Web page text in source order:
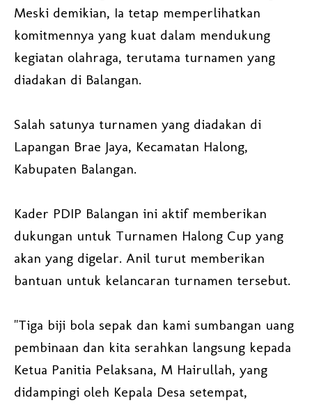
Meski demikian, Ia tetap memperlihatkan
komitmennya yang kuat dalam mendukung
kegiatan olahraga, terutama turnamen yang
diadakan di Balangan.
Salah satunya turnamen yang diadakan di
Lapangan Brae Jaya, Kecamatan Halong,
Kabupaten Balangan.
Kader PDIP Balangan ini aktif memberikan
dukungan untuk Turnamen Halong Cup yang
akan yang digelar. Anil turut memberikan
bantuan untuk kelancaran turnamen tersebut.
"Tiga biji bola sepak dan kami sumbangan uang
pembinaan dan kita serahkan langsung kepada
Ketua Panitia Pelaksana, M Hairullah, yang
didampingi oleh Kepala Desa setempat,